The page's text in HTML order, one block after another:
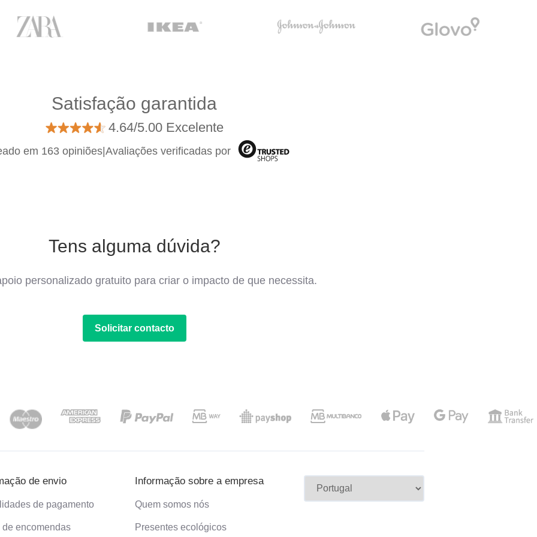
Satisfação garantida
4.64/5.00 Excelente
em 163 opiniões Avaliações verificadas por
Tens alguma dúvida?
personalizado gratuito para criar o impacto de que necessita.
Solicitar contacto
de envio
de pagamento
de encomendas
Informação sobre a empresa
Quem somos nós
Presentes ecológicos